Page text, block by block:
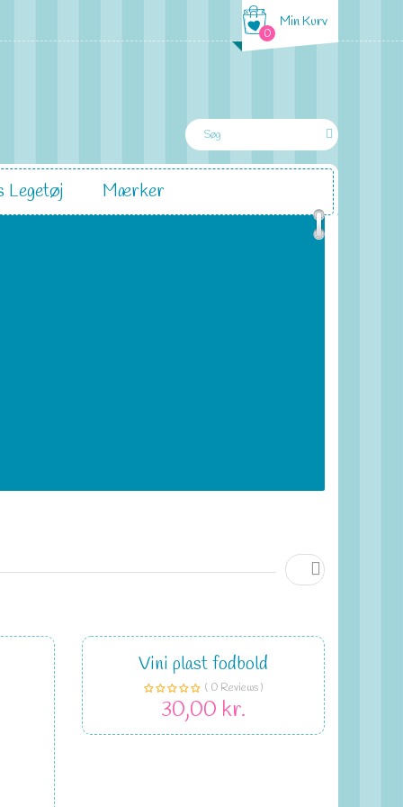
0
Min Kurv
Legetøj Mærker

Vini plast fodbold
( 0 Reviews )
30,00 kr.